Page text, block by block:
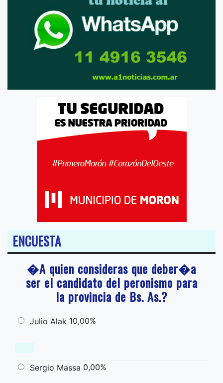
ENCUESTA
�A quien consideras que deber�a
ser el candidato del peronismo para
la provincia de Bs. As.?
Julio Alak 10,00%
Sergio Massa 0,00%